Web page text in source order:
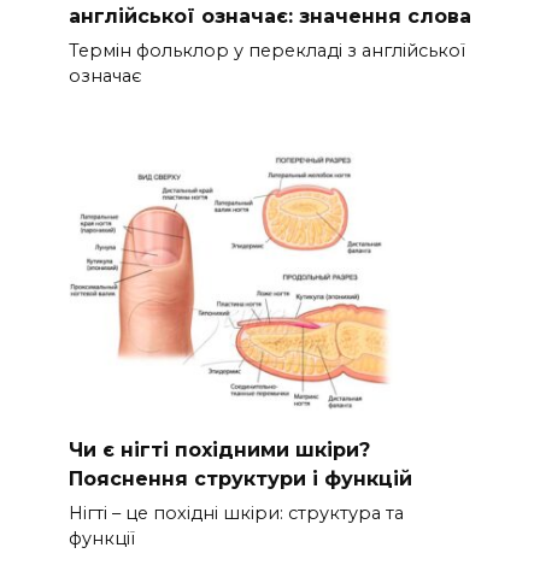
англійської означає: значення слова
Термін фольклор у перекладі з англійської
означає
Чи є нігті похідними шкіри?
Пояснення структури і функцій
Нігті – це похідні шкіри: структура та
функції